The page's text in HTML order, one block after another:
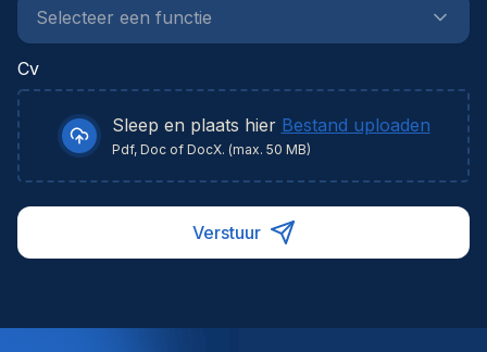
environnementales optimales essentielles aux
performant contribue directement à la sécurité des
patients, au confort du personnel médical et à la
conformité réglementaire de l'établissement de
santé.
Cv
Sleep en plaats hier Bestand uploaden
Pdf, Doc of DocX. (max. 50 MB)
Verstuur